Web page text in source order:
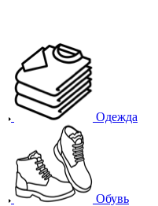
Одежда
Обувь